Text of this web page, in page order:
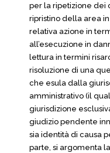
per la ripetizione dei
ripristino della area
relativa azione in
all’esecuzione in
lettura in termini
risoluzione di una
che esula dalla
amministrativo (il
giurisdizione
giudizio pendente
sia identità di causa
parte, si argomenta